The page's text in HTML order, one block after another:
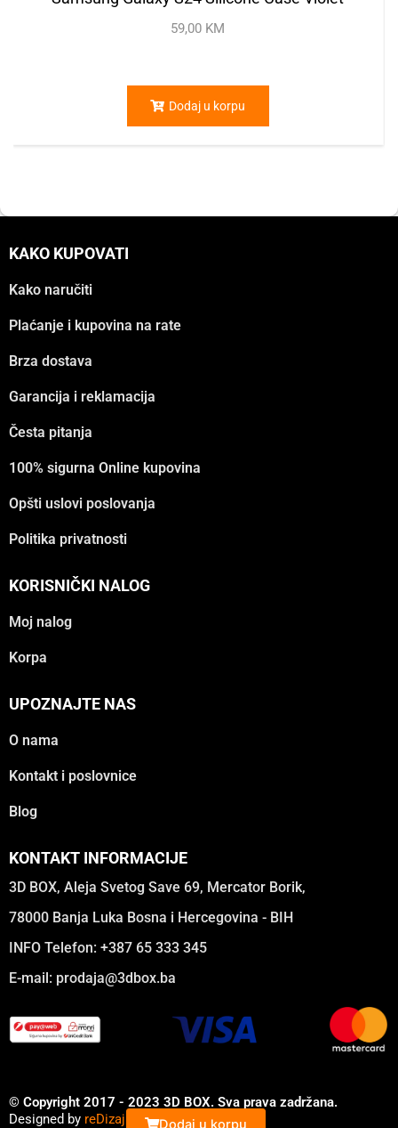
Dodaj u korpu
59,00 KM
Dodaj u korpu
KAKO KUPOVATI
Kako naručiti
Plaćanje i kupovina na rate
Brza dostava
Garancija i reklamacija
Česta pitanja
100% sigurna Online kupovina
Opšti uslovi poslovanja
Politika privatnosti
KORISNIČKI NALOG
Moj nalog
Korpa
UPOZNAJTE NAS
O nama
Kontakt i poslovnice
Blog
KONTAKT INFORMACIJE
3D BOX, Aleja Svetog Save 69, Mercator Borik,
78000 Banja Luka Bosna i Hercegovina - BIH
INFO Telefon: +387 65 333 345
E-mail: prodaja@3dbox.ba
© Copyright 2017 - 2023 3D BOX. Sva prava zadržana.
Designed by reDizajn